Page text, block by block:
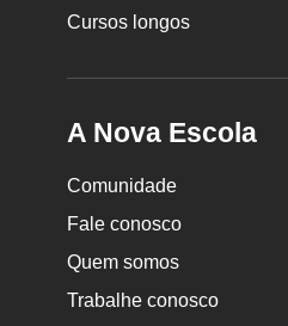
Cursos longos
A Nova Escola
Comunidade
Fale conosco
Quem somos
Trabalhe conosco